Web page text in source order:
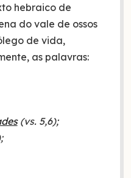
hebraico de
do vale de ossos
de vida,
as palavras:
(vs. 5,6);